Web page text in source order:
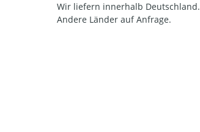
Wir liefern innerhalb Deutschland.
Andere Länder auf Anfrage.